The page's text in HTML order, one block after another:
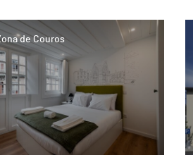
de Couros